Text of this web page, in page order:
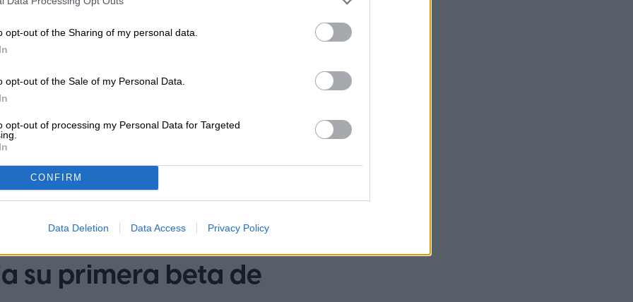
opt-out of the Sharing of my personal data.
opt-out of the Sale of my Personal Data.
opt-out of processing my Personal Data for Targeted
CONFIRM
Data Deletion Data Access Privacy Policy
Head of Content en Digital Trends
su primera beta de